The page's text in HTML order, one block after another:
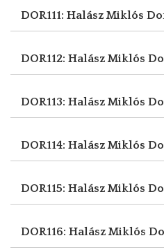
DOR111: Halász Miklós
DOR112: Halász Miklós
DOR113: Halász Miklós
DOR114: Halász Miklós
DOR115: Halász Miklós
DOR116: Halász Miklós